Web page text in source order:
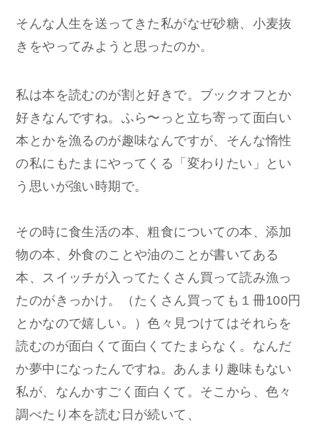
そんな人生を送ってきた私がなぜ砂糖、小麦抜
きをやってみようと思ったのか。
私は本を読むのが割と好きで。ブックオフとか
好きなんですね。ふら〜っと立ち寄って面白い
本とかを漁るのが趣味なんですが、そんな惰性
の私にもたまにやってくる「変わりたい」とい
う思いが強い時期で。
その時に食生活の本、粗食についての本、添加
物の本、外食のことや油のことが書いてある
本、スイッチが入ってたくさん買って読み漁っ
たのがきっかけ。（たくさん買っても１冊100円
とかなので嬉しい。）色々見つけてはそれらを
読むのが面白くて面白くてたまらなく。なんだ
か夢中になったんですね。あんまり趣味もない
私が、なんかすごく面白くて。そこから、色々
調べたり本を読む日が続いて、